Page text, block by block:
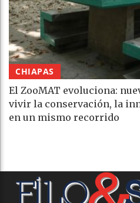
CHIAPAS
El ZooMAT evoluciona:
vivir la conservación, la
en un mismo recorrido